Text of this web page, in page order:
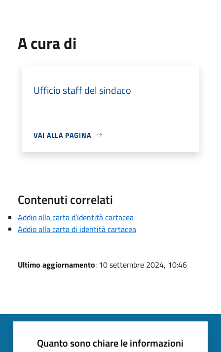
A cura di
Ufficio staff del sindaco
VAI ALLA PAGINA
Contenuti correlati
Addio alla carta d’identità cartacea
Addio alla carta di identità cartacea
Ultimo aggiornamento: 10 settembre 2024, 10:46
Quanto sono chiare le informazioni